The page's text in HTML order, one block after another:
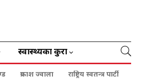
स्वास्थ्यका कुरा
प्रकाश ज्वाला राष्ट्रिय स्वतन्त्र पार्टी